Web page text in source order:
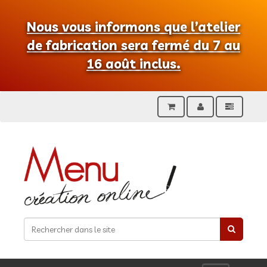
Nous vous informons que l’atelier
de fabrication sera fermé du 7 au
16 août inclus.